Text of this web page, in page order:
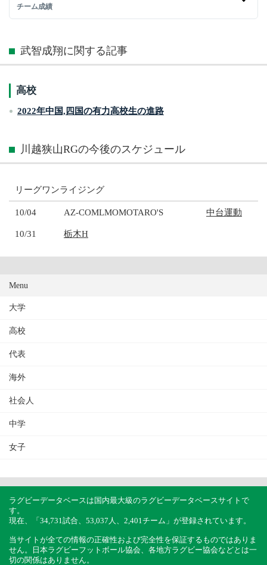
チーム成績
武智成翔に関する記事
高校
2022年中国,四国の有力高校生の進路
川越狭山RGの今後のスケジュール
リーグワンライジング
10/04 AZ-COMLMOMOTARO'S 中台運動
10/31 栃木H
Menu
大学
高校
代表
海外
社会人
中学
女子
ラグビーデータベースは国内最大級のラグビーデータベースサイトで
す。
現在、「34,731試合、53,037人、2,401チーム」が登録されています。
当サイトが全ての情報の正確性および完全性を保証するものではありま
せん。日本ラグビーフットボール協会、各地方ラグビー協会などとは一
切の関係はありません。